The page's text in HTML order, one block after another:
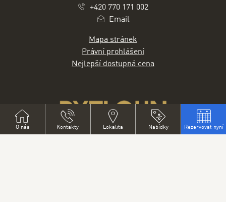
+420 770 171 002
Email
Mapa stránek
Právní prohlášení
Nejlepší dostupná cena
O nás Kontakty Lokalita Nabídky Rezervovat nyní